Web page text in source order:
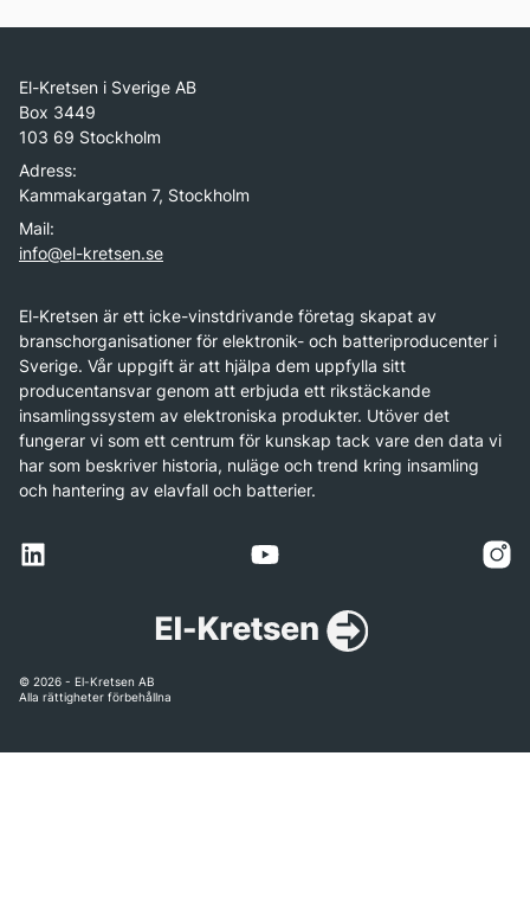
El-Kretsen i Sverige AB
Box 3449
103 69 Stockholm
Adress:
Kammakargatan 7, Stockholm
Mail:
info@el-kretsen.se
El-Kretsen är ett icke-vinstdrivande företag skapat av
branschorganisationer för elektronik- och batteriproducenter i
Sverige. Vår uppgift är att hjälpa dem uppfylla sitt
producentansvar genom att erbjuda ett rikstäckande
insamlingssystem av elektroniska produkter. Utöver det
fungerar vi som ett centrum för kunskap tack vare den data vi
har som beskriver historia, nuläge och trend kring insamling
och hantering av elavfall och batterier.
© 2026 - El-Kretsen AB
Alla rättigheter förbehållna